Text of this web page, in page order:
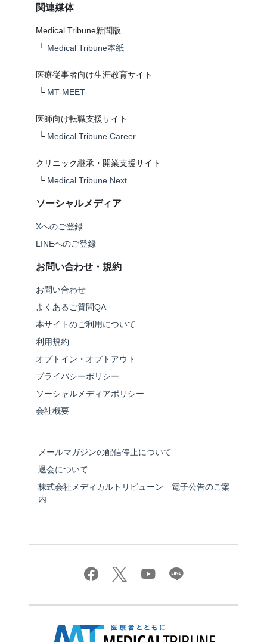
関連媒体
Medical Tribune新聞版
└ Medical Tribune本紙
医療従事者向け生涯教育サイト
└ MT-MEET
医師向け転職支援サイト
└ Medical Tribune Career
クリニック継承・開業支援サイト
└ Medical Tribune Next
ソーシャルメディア
Xへのご登録
LINEへのご登録
お問い合わせ・規約
お問い合わせ
よくあるご質問QA
本サイトのご利用について
利用規約
オプトイン・オプトアウト
プライバシーポリシー
ソーシャルメディアポリシー
会社概要
メールマガジンの配信停止について
退会について
株式会社メディカルトリビューン 電子公告のご案
内